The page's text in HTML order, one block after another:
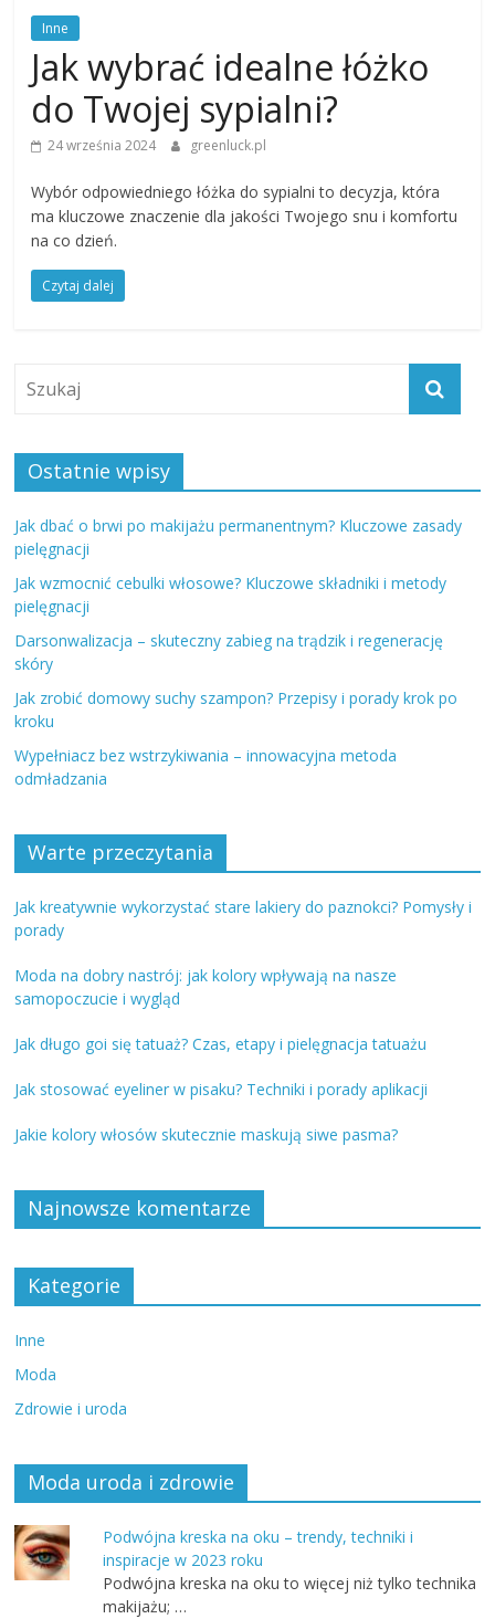
Inne
Jak wybrać idealne łóżko
do Twojej sypialni?
24 września 2024 greenluck.pl
Wybór odpowiedniego łóżka do sypialni to decyzja, która
ma kluczowe znaczenie dla jakości Twojego snu i komfortu
na co dzień.
Czytaj dalej
Ostatnie wpisy
Jak dbać o brwi po makijażu permanentnym? Kluczowe zasady
pielęgnacji
Jak wzmocnić cebulki włosowe? Kluczowe składniki i metody
pielęgnacji
Darsonwalizacja – skuteczny zabieg na trądzik i regenerację
skóry
Jak zrobić domowy suchy szampon? Przepisy i porady krok po
kroku
Wypełniacz bez wstrzykiwania – innowacyjna metoda
odmładzania
Warte przeczytania
Jak kreatywnie wykorzystać stare lakiery do paznokci? Pomysły i
porady
Moda na dobry nastrój: jak kolory wpływają na nasze
samopoczucie i wygląd
Jak długo goi się tatuaż? Czas, etapy i pielęgnacja tatuażu
Jak stosować eyeliner w pisaku? Techniki i porady aplikacji
Jakie kolory włosów skutecznie maskują siwe pasma?
Najnowsze komentarze
Kategorie
Inne
Moda
Zdrowie i uroda
Moda uroda i zdrowie
Podwójna kreska na oku – trendy, techniki i
inspiracje w 2023 roku
Podwójna kreska na oku to więcej niż tylko technika
makijażu; …